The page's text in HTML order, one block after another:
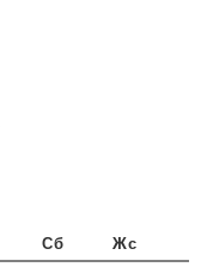
Сб Жс